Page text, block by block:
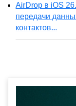
AirDrop в iOS
передачи
контактов...